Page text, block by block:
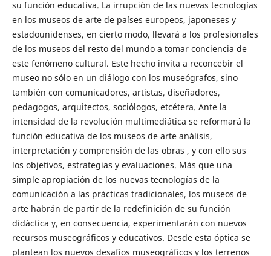
su función educativa. La irrupción de las nuevas tecnologías
en los museos de arte de países europeos, japoneses y
estadounidenses, en cierto modo, llevará a los profesionales
de los museos del resto del mundo a tomar conciencia de
este fenómeno cultural. Este hecho invita a reconcebir el
museo no sólo en un diálogo con los museógrafos, sino
también con comunicadores, artistas, diseñadores,
pedagogos, arquitectos, sociólogos, etcétera. Ante la
intensidad de la revolución multimediática se reformará la
función educativa de los museos de arte análisis,
interpretación y comprensión de las obras , y con ello sus
los objetivos, estrategias y evaluaciones. Más que una
simple apropiación de los nuevas tecnologías de la
comunicación a las prácticas tradicionales, los museos de
arte habrán de partir de la redefinición de su función
didáctica y, en consecuencia, experimentarán con nuevos
recursos museográficos y educativos. Desde esta óptica se
plantean los nuevos desafíos museográficos y los terrenos